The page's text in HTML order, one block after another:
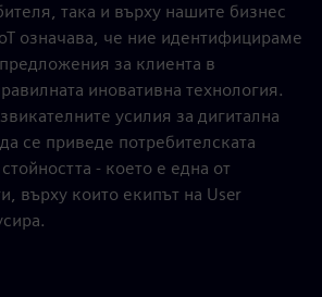
така и върху нашите бизнес
означава, че ние идентифицираме
за клиента в
иновативна технология.
усилия за дигитална
се приведе потребителската
- което е една от
върху които екипът на User